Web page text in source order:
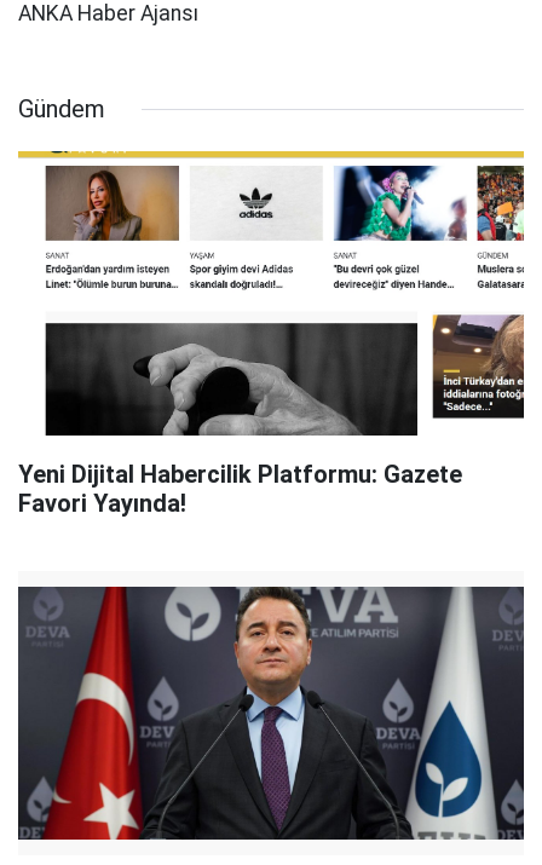
ANKA Haber Ajansı
Gündem
Yeni Dijital Habercilik Platformu: Gazete
Favori Yayında!